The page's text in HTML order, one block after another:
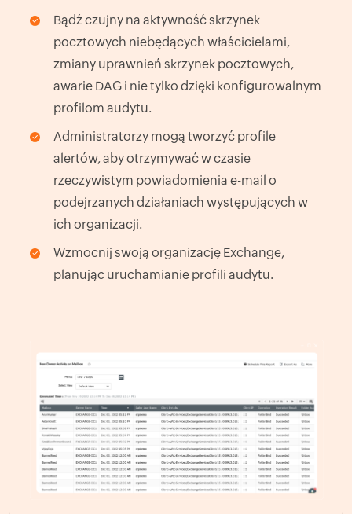
Bądź czujny na aktywność skrzynek
pocztowych niebędących właścicielami,
zmiany uprawnień skrzynek pocztowych,
awarie DAG i nie tylko dzięki konfigurowalnym
profilom audytu.
Administratorzy mogą tworzyć profile
alertów, aby otrzymywać w czasie
rzeczywistym powiadomienia e-mail o
podejrzanych działaniach występujących w
ich organizacji.
Wzmocnij swoją organizację Exchange,
planując uruchamianie profili audytu.